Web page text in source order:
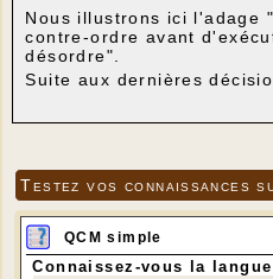
Nous illustrons ici l'adage
contre-ordre avant
désordre".
Suite aux dernières
nous avons le regret de
de cinéma prévues le 17
lieu. Nous avons demandé
nous proposer une autre
vous tiendrons informés
informations fiables.
Testez vos connaissances
QCM simple
Connaissez-vous la